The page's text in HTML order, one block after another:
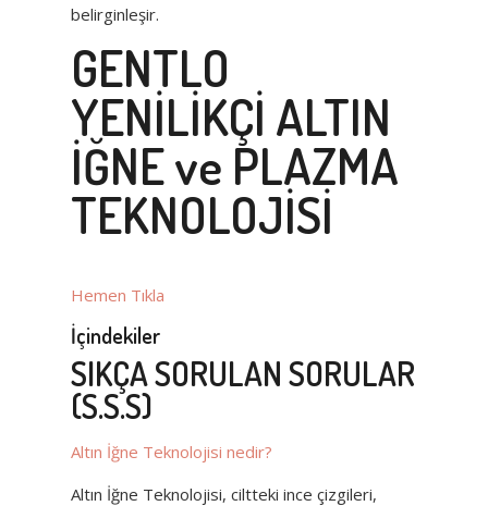
belirginleşir.
GENTLO
YENİLİKÇİ ALTIN
İĞNE ve PLAZMA
TEKNOLOJİSİ
Hemen Tıkla
İçindekiler
SIKÇA SORULAN SORULAR
(S.S.S)
Altın İğne Teknolojisi nedir?
Altın İğne Teknolojisi, ciltteki ince çizgileri,